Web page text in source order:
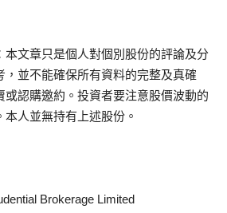
本文章只是個人對個別股份的評論及分
，並不能確保所有資料的完整及真確
或認購邀約。投資者要注意股價波動的
人並無持有上述股份。
Brokerage Limited